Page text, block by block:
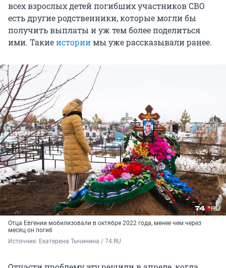
всех взрослых детей погибших участников СВО
есть другие родственники, которые могли бы
получить выплаты и уж тем более поделиться
ими. Такиеисториимы уже рассказывали ранее.
Отца Евгении мобилизовали в октябре 2022 года, менее чем через
месяц он погиб
Источник: Екатерина Тычинина / 74.RU